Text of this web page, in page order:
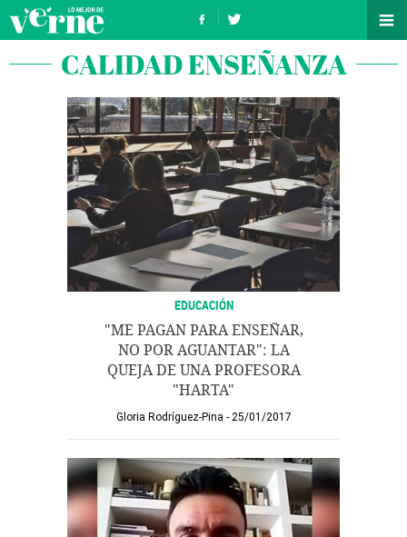
CALIDAD ENSEÑANZA
EDUCACIÓN
"ME PAGAN PARA ENSEÑAR,
NO POR AGUANTAR": LA
QUEJA DE UNA PROFESORA
"HARTA"
Gloria Rodríguez-Pina 25/01/2017